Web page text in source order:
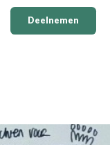
Deelnemen